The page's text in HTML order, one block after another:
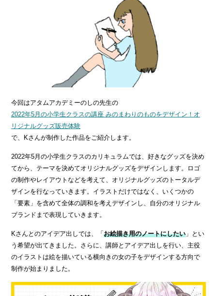
今回はアタムアカデミーのしの先生の
2022年5月の小学生クラスの講座 みのまわりのものをデザイン！オ
リジナルグッズ販売体験
で、Kさんが制作した作品をご紹介します。
2022年5月の小学生クラスのカリキュラムでは、好きなグッズを決め
てから、テーマを決めてオリジナルグッズをデザインします。ロゴ
の制作やレイアウトなどを考えて、オリジナルグッズのトータルデ
ザインを行なっていきます。イラストだけではなく、いくつかの
「要素」を含めて全体の調和を考えデザインし、自分のオリジナル
ブランドまで表現していきます。
Kさんとのアイデア出しでは、「 お絵描き用のノートにしたい 」とい
う希望が出てきました。さらに、講師とアイデア出しを行い、主役
のイラストは絵を描いている横向きの女の子をデザインする方向で
制作が始まりました。